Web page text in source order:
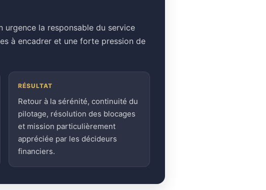
la responsable du service
à encadrer et une forte pression de
RÉSULTAT
Retour à la sérénité, continuité du
pilotage, résolution des blocages
et mission particulièrement
appréciée par les décideurs
financiers.